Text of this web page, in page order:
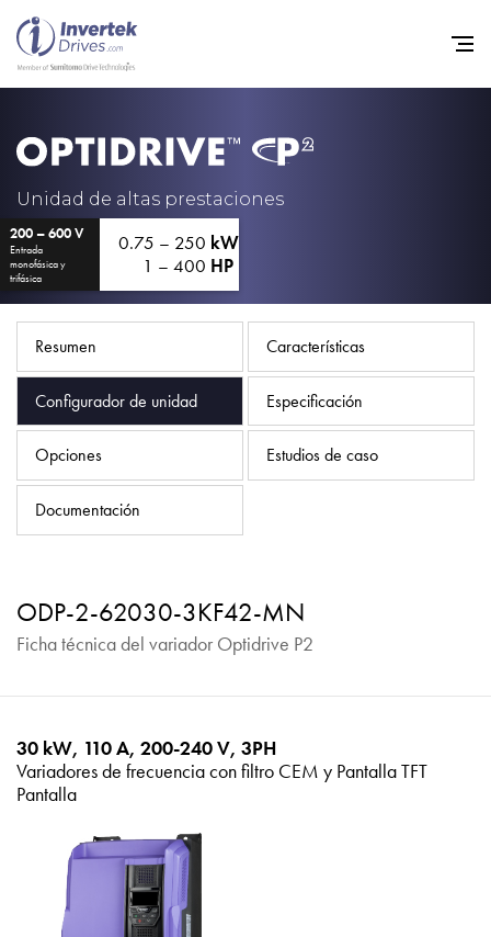
Unidad de altas prestaciones
200 – 600 V
Entrada
monofásica y
trifásica
0.75 – 250 kW
1 – 400 HP
Resumen Características
Configurador de unidad Especificación
Opciones Estudios de caso
Documentación
ODP-2-62030-3KF42-MN
Ficha técnica del variador Optidrive P2
30 kW, 110 A, 200-240 V, 3PH
Variadores de frecuencia con filtro CEM y Pantalla TFT
Pantalla
Home
Noticias
Empleo
Acerca de
Contacto